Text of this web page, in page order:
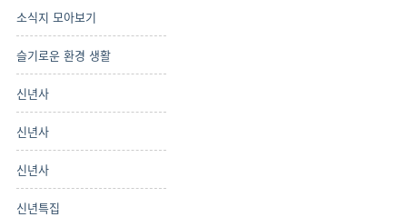
소식지 모아보기
슬기로운 환경 생활
신년사
신년사
신년사
신년특집